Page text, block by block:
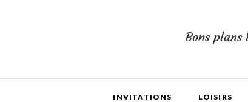
Bons plans
INVITATIONS LOISIRS